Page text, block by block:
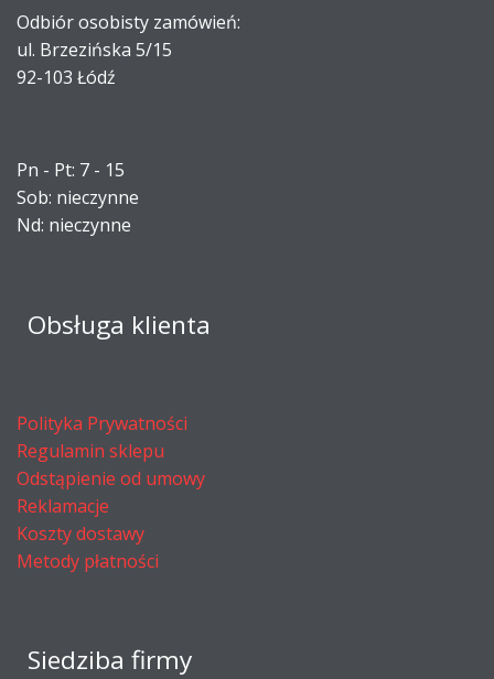
Odbiór osobisty zamówień:
ul. Brzezińska 5/15
92-103 Łódź
Pn - Pt: 7 - 15
Sob: nieczynne
Nd: nieczynne
Obsługa klienta
Polityka Prywatności
Regulamin sklepu
Odstąpienie od umowy
Reklamacje
Koszty dostawy
Metody płatności
Siedziba firmy